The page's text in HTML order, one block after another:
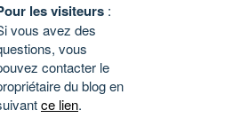
les visiteurs :
vous avez des
vous
contacter le
du blog en
ce lien.